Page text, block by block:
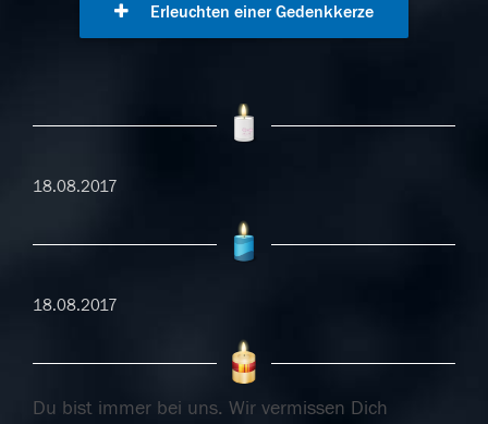
Erleuchten einer Gedenkkerze
18.08.2017
18.08.2017
Du bist immer bei uns. Wir vermissen Dich